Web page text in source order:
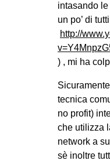
intasando
un po’ di
http://
) , mi ha
tecnica
no profit)
che utilizza
network a
sè inoltre